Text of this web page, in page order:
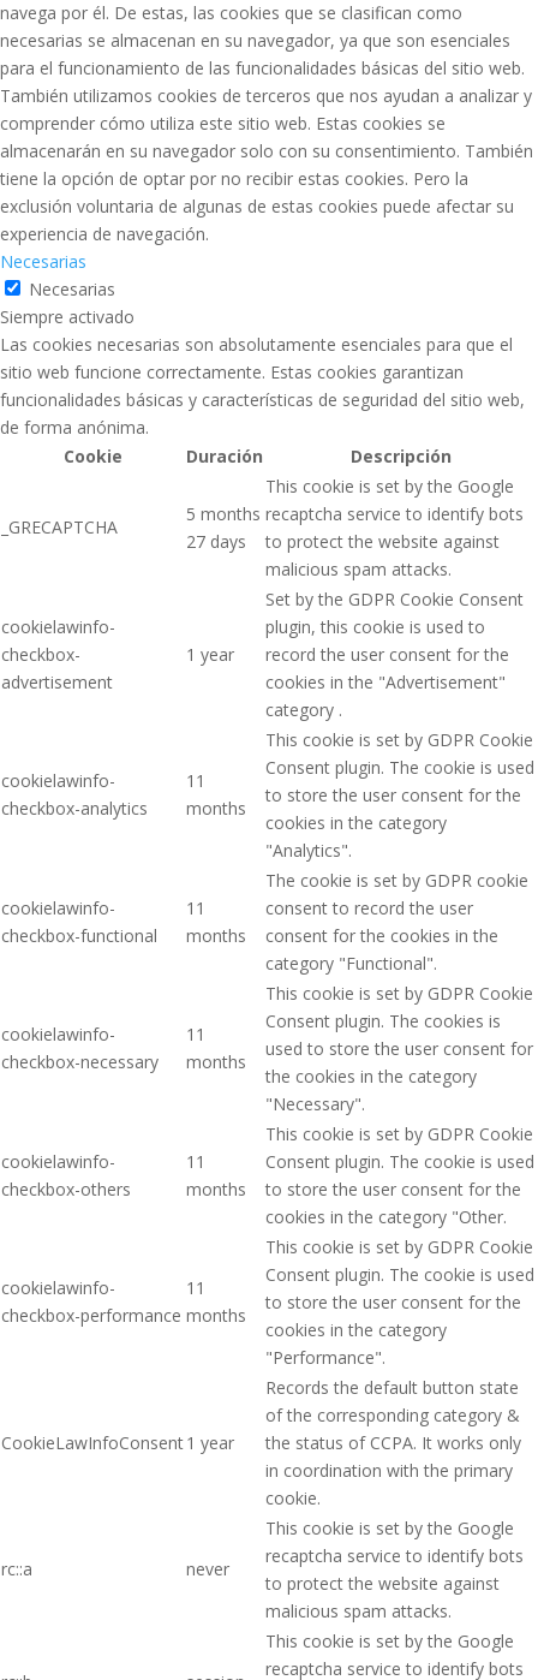
navega por él. De estas, las cookies que se clasifican como
necesarias se almacenan en su navegador, ya que son esenciales
para el funcionamiento de las funcionalidades básicas del sitio web.
También utilizamos cookies de terceros que nos ayudan a analizar y
comprender cómo utiliza este sitio web. Estas cookies se
almacenarán en su navegador solo con su consentimiento. También
tiene la opción de optar por no recibir estas cookies. Pero la
exclusión voluntaria de algunas de estas cookies puede afectar su
experiencia de navegación.
Necesarias
Necesarias
Siempre activado
Las cookies necesarias son absolutamente esenciales para que el
sitio web funcione correctamente. Estas cookies garantizan
funcionalidades básicas y características de seguridad del sitio web,
de forma anónima.
Cookie
Duración Descripción
_GRECAPTCHA
5 months
27 days
This cookie is set by the Google
recaptcha service to identify bots
to protect the website against
malicious spam attacks.
cookielawinfo-
checkbox-
advertisement
1 year
Set by the GDPR Cookie Consent
plugin, this cookie is used to
record the user consent for the
cookies in the "Advertisement"
category .
cookielawinfo-
checkbox-analytics
11
months
This cookie is set by GDPR Cookie
Consent plugin. The cookie is used
to store the user consent for the
cookies in the category
"Analytics".
cookielawinfo-
checkbox-functional
11
months
The cookie is set by GDPR cookie
consent to record the user
consent for the cookies in the
category "Functional".
cookielawinfo-
checkbox-necessary
11
months
This cookie is set by GDPR Cookie
Consent plugin. The cookies is
used to store the user consent for
the cookies in the category
"Necessary".
cookielawinfo-
checkbox-others
11
months
This cookie is set by GDPR Cookie
Consent plugin. The cookie is used
to store the user consent for the
cookies in the category "Other.
cookielawinfo-
checkbox-performance
11
months
This cookie is set by GDPR Cookie
Consent plugin. The cookie is used
to store the user consent for the
cookies in the category
"Performance".
CookieLawInfoConsent1 year
Records the default button state
of the corresponding category &
the status of CCPA. It works only
in coordination with the primary
cookie.
rc::a never
This cookie is set by the Google
recaptcha service to identify bots
to protect the website against
malicious spam attacks.
This cookie is set by the Google
recaptcha service to identify bots